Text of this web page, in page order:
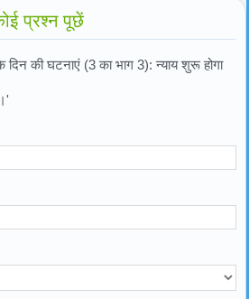
प्रश्न पूछें
दिन की घटनाएं (3 का भाग 3): न्याय शुरू होगा